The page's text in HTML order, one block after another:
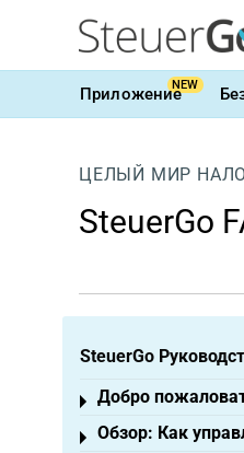
ПриложениеNEW
ЦЕЛЫЙ МИР
SteuerGo
SteuerGo
Добро
Toggle menu
Обзор: Как
Toggle menu